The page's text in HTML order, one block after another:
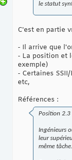
le statut
C'est en partie
- Il arrive que
- La position et
exemple)
- Certaines
etc,
Références :
Position 2.3
Ingénieurs
leur
même tâche.